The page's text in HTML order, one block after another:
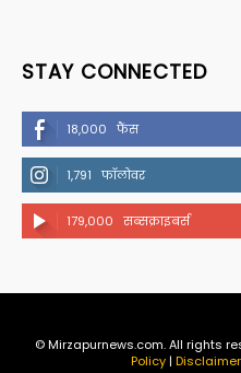
STAY CONNECTED
18,000 फैंस
1,791 फॉलोवर
179,000 सब्सक्राइबर्स
© Mirzapurnews.com. All rights
Policy|